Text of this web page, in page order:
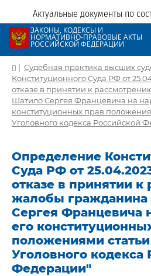
Актуальные документы по
ЗАКОНЫ, КОДЕКСЫ И
НОРМАТИВНО-ПРАВОВЫЕ АКТЫ
РОССИЙСКОЙ ФЕДЕРАЦИИ
| Судебная практика высших
Конституционного Суда РФ от
отказе в принятии к
Шатило Сергея Францевича на
конституционных прав
Уголовного кодекса Российской
Определение
Суда РФ от
отказе в принятии
жалобы
Сергея Францевича
его
положениями статьи
Уголовного кодекса
Федерации"